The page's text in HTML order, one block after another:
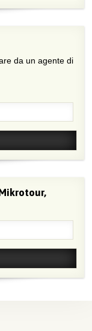
da un agente di